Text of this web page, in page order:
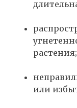
растения;
или